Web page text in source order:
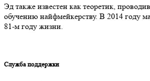
Эд также известен как теоретик,
обучению найфмейкерству. В 2014 году
81-м году жизни.
Служба поддержки